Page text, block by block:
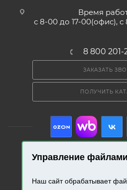
Управление
Наш сайт обрабатывает
Время
с 8-00 до 17-00(офис), с
8 800 201-
ЗАКАЗАТЬ
ПОЛУЧИТЬ